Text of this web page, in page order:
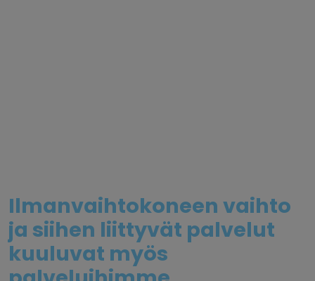
Ilmanvaihtokoneen vaihto
ja siihen liittyvät palvelut
kuuluvat myös